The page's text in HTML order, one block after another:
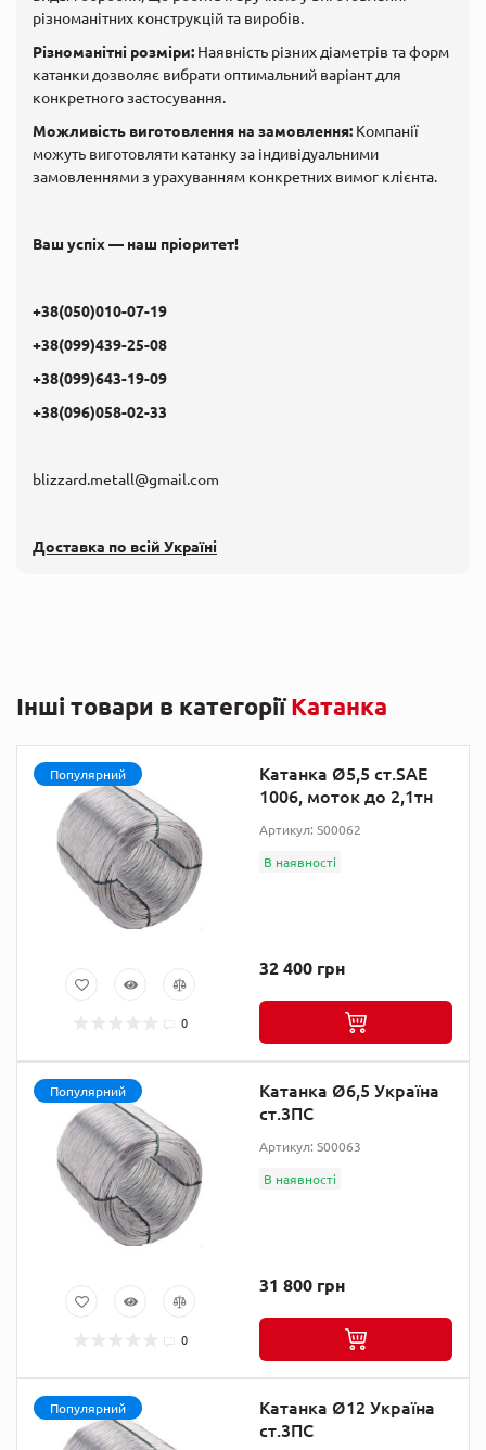
різноманітних конструкцій та виробів.
Різноманітні розміри: Наявність різних діаметрів та форм
катанки дозволяє вибрати оптимальний варіант для
конкретного застосування.
Можливість виготовлення на замовлення: Компанії
можуть виготовляти катанку за індивідуальними
замовленнями з урахуванням конкретних вимог клієнта.
Ваш успіх — наш пріоритет!
+38(050)010-07-19
+38(099)439-25-08
+38(099)643-19-09
+38(096)058-02-33
blizzard.metall@gmail.com
Доставка по всій Україні
Інші товари в категорії Катанка
Популярний
0
Катанка Ø5,5 ст.SAE
1006, моток до 2,1тн
Артикул: S00062
В наявності
32 400 грн
Популярний
0
Катанка Ø6,5 Україна
ст.3ПС
Артикул: S00063
В наявності
31 800 грн
Популярний
Катанка Ø12 Україна
ст.3ПС